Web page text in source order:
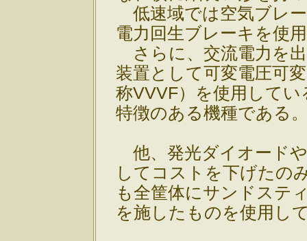
低速域では空気ブレ
電力回生ブレーキを使
さらに、交流電力を
装置として可変電圧可
称VVVF）を使用して
特徴のある機種である
他、発光ダイオード
してコストを下げたの
も全筐体にサンドステ
を施したものを使用し